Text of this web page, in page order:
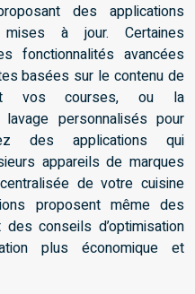
des applications
à jour. Certaines
fonctionnalités avancées
basées sur le contenu de
vos courses, ou la
personnalisés pour
des applications qui
appareils de marques
de votre cuisine
proposent même des
conseils d’optimisation
plus économique et